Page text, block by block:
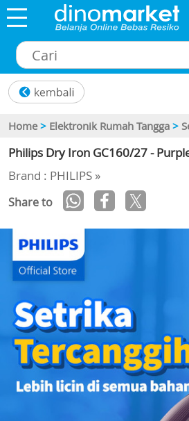
Home > Elektronik Rumah Tangga >
Philips Dry Iron GC160/27 -
Brand : PHILIPS »
Share to